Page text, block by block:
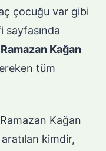
çocuğu var gibi
sayfasında
Kağan
tüm
Kağan
kimdir,